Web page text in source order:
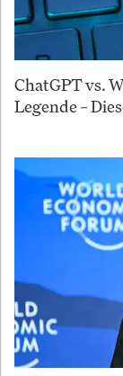
ChatGPT vs.
Legende –